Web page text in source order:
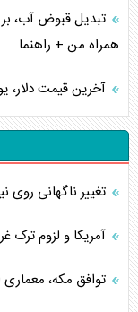
تبدیل قبوض آب،
همراه من + راهنما
آخرین قیمت دلار، یورو و سایر
تغییر ناگهانی
آمریکا و لزوم ترک
توافق مکه، معماری